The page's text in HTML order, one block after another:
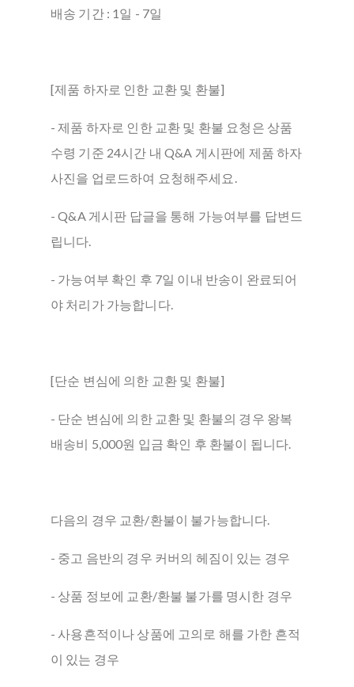
배송 기간 : 1일 - 7일
[제품 하자로 인한 교환 및 환불]
- 제품 하자로 인한 교환 및 환불 요청은 상품
수령 기준 24시간 내 Q&A 게시판에 제품 하자
사진을 업로드하여 요청해주세요.
- Q&A 게시판 답글을 통해 가능여부를 답변드
립니다.
- 가능여부 확인 후 7일 이내 반송이 완료되어
야 처리가 가능합니다.
[단순 변심에 의한 교환 및 환불]
- 단순 변심에 의한 교환 및 환불의 경우 왕복
배송비 5,000원 입금 확인 후 환불이 됩니다.
다음의 경우 교환/환불이 불가능합니다.
- 중고 음반의 경우 커버의 헤짐이 있는 경우
- 상품 정보에 교환/환불 불가를 명시한 경우
- 사용흔적이나 상품에 고의로 해를 가한 흔적
이 있는 경우